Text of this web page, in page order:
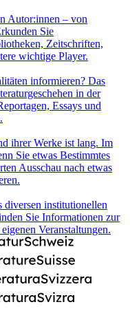
Autor:innen – von
Sie
Zeitschriften,
wichtige Player.
informieren? Das
in der
Essays und
ihrer Werke ist lang. Im
Sie etwas Bestimmtes
Ausschau nach etwas
diversen institutionellen
Sie Informationen zur
Veranstaltungen.